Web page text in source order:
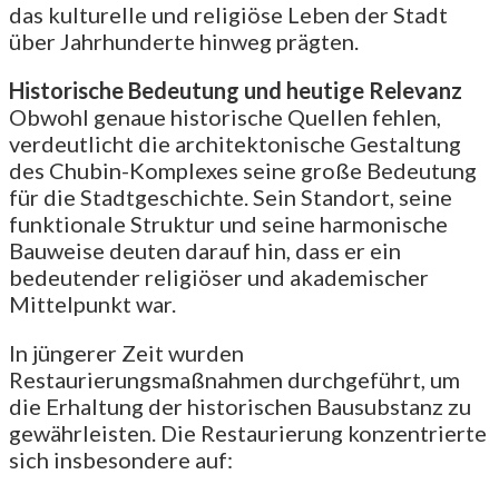
das kulturelle und religiöse Leben der Stadt
über Jahrhunderte hinweg prägten.
Historische Bedeutung und heutige Relevanz
Obwohl genaue historische Quellen fehlen,
verdeutlicht die architektonische Gestaltung
des Chubin-Komplexes seine große Bedeutung
für die Stadtgeschichte. Sein Standort, seine
funktionale Struktur und seine harmonische
Bauweise deuten darauf hin, dass er ein
bedeutender religiöser und akademischer
Mittelpunkt war.
In jüngerer Zeit wurden
Restaurierungsmaßnahmen durchgeführt, um
die Erhaltung der historischen Bausubstanz zu
gewährleisten. Die Restaurierung konzentrierte
sich insbesondere auf: